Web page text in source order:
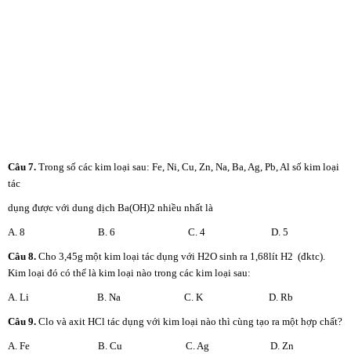
Câu 7. Trong số các kim loại sau: Fe, Ni, Cu, Zn, Na, Ba, Ag, Pb, Al số kim loại
tác
dụng được với dung dịch Ba(OH)2 nhiều nhất là
A. 8 B. 6 C. 4 D. 5
Câu 8. Cho 3,45g một kim loại tác dụng với H2O sinh ra 1,68lít H2 (đktc).
Kim loại đó có thể là kim loại nào trong các kim loại sau:
A. Li B. Na C. K D. Rb
Câu 9. Clo và axit HCl tác dụng với kim loại nào thì cùng tạo ra một hợp chất?
A. Fe B. Cu C. Ag D. Zn